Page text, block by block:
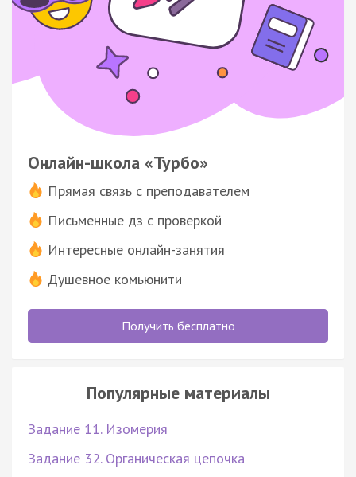
Онлайн-школа «Турбо»
Прямая связь с преподавателем
Письменные дз с проверкой
Интересные онлайн-занятия
Душевное комьюнити
Получить бесплатно
Популярные материалы
Задание 11. Изомерия
Задание 32. Органическая цепочка